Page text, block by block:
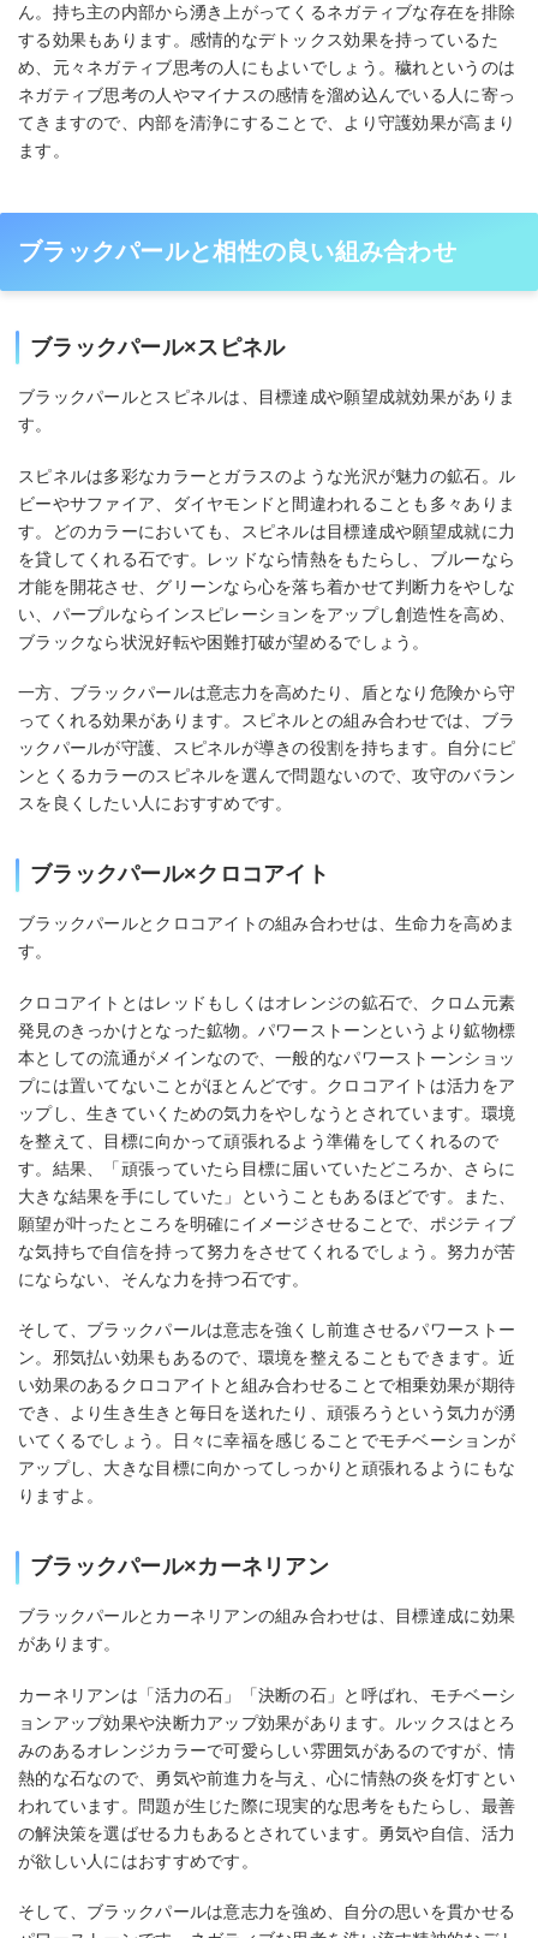
ん。持ち主の内部から湧き上がってくるネガティブな存在を排除
する効果もあります。感情的なデトックス効果を持っているた
め、元々ネガティブ思考の人にもよいでしょう。穢れというのは
ネガティブ思考の人やマイナスの感情を溜め込んでいる人に寄っ
てきますので、内部を清浄にすることで、より守護効果が高まり
ます。
ブラックパールと相性の良い組み合わせ
ブラックパール×スピネル
ブラックパールとスピネルは、目標達成や願望成就効果がありま
す。
スピネルは多彩なカラーとガラスのような光沢が魅力の鉱石。ル
ビーやサファイア、ダイヤモンドと間違われることも多々ありま
す。どのカラーにおいても、スピネルは目標達成や願望成就に力
を貸してくれる石です。レッドなら情熱をもたらし、ブルーなら
才能を開花させ、グリーンなら心を落ち着かせて判断力をやしな
い、パープルならインスピレーションをアップし創造性を高め、
ブラックなら状況好転や困難打破が望めるでしょう。
一方、ブラックパールは意志力を高めたり、盾となり危険から守
ってくれる効果があります。スピネルとの組み合わせでは、ブラ
ックパールが守護、スピネルが導きの役割を持ちます。自分にピ
ンとくるカラーのスピネルを選んで問題ないので、攻守のバラン
スを良くしたい人におすすめです。
ブラックパール×クロコアイト
ブラックパールとクロコアイトの組み合わせは、生命力を高めま
す。
クロコアイトとはレッドもしくはオレンジの鉱石で、クロム元素
発見のきっかけとなった鉱物。パワーストーンというより鉱物標
本としての流通がメインなので、一般的なパワーストーンショッ
プには置いてないことがほとんどです。クロコアイトは活力をア
ップし、生きていくための気力をやしなうとされています。環境
を整えて、目標に向かって頑張れるよう準備をしてくれるので
す。結果、「頑張っていたら目標に届いていたどころか、さらに
大きな結果を手にしていた」ということもあるほどです。また、
願望が叶ったところを明確にイメージさせることで、ポジティブ
な気持ちで自信を持って努力をさせてくれるでしょう。努力が苦
にならない、そんな力を持つ石です。
そして、ブラックパールは意志を強くし前進させるパワーストー
ン。邪気払い効果もあるので、環境を整えることもできます。近
い効果のあるクロコアイトと組み合わせることで相乗効果が期待
でき、より生き生きと毎日を送れたり、頑張ろうという気力が湧
いてくるでしょう。日々に幸福を感じることでモチベーションが
アップし、大きな目標に向かってしっかりと頑張れるようにもな
りますよ。
ブラックパール×カーネリアン
ブラックパールとカーネリアンの組み合わせは、目標達成に効果
があります。
カーネリアンは「活力の石」「決断の石」と呼ばれ、モチベーシ
ョンアップ効果や決断力アップ効果があります。ルックスはとろ
みのあるオレンジカラーで可愛らしい雰囲気があるのですが、情
熱的な石なので、勇気や前進力を与え、心に情熱の炎を灯すとい
われています。問題が生じた際に現実的な思考をもたらし、最善
の解決策を選ばせる力もあるとされています。勇気や自信、活力
が欲しい人にはおすすめです。
そして、ブラックパールは意志力を強め、自分の思いを貫かせる